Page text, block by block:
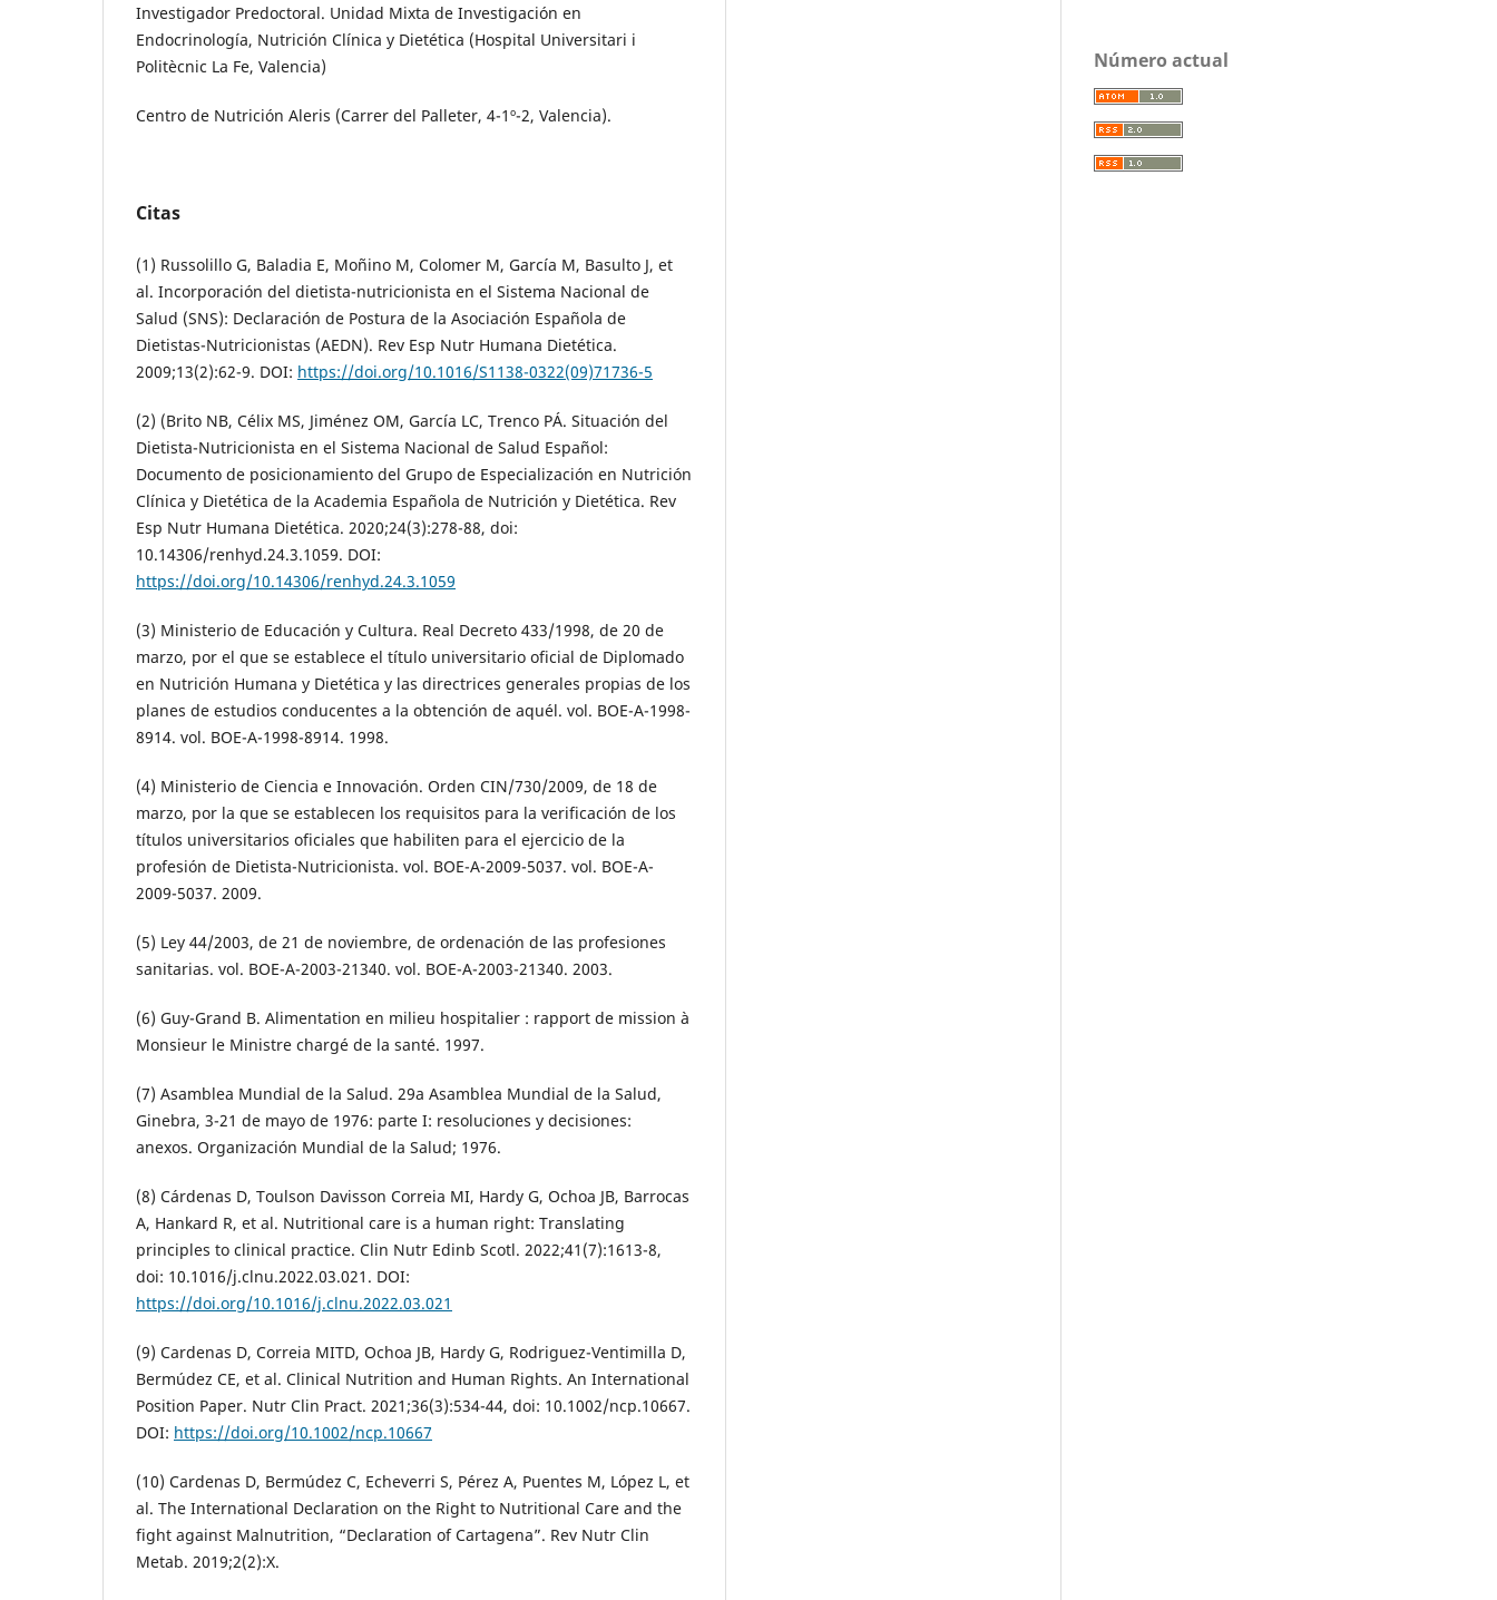
Investigador Predoctoral. Unidad Mixta de Investigación en
Endocrinología, Nutrición Clínica y Dietética (Hospital Universitari i
Politècnic La Fe, Valencia)
Centro de Nutrición Aleris (Carrer del Palleter, 4-1º-2, Valencia).
Citas
(1) Russolillo G, Baladia E, Moñino M, Colomer M, García M, Basulto J, et
al. Incorporación del dietista-nutricionista en el Sistema Nacional de
Salud (SNS): Declaración de Postura de la Asociación Española de
Dietistas-Nutricionistas (AEDN). Rev Esp Nutr Humana Dietética.
2009;13(2):62-9. DOI: https://doi.org/10.1016/S1138-0322(09)71736-5
(2) (Brito NB, Célix MS, Jiménez OM, García LC, Trenco PÁ. Situación del
Dietista-Nutricionista en el Sistema Nacional de Salud Español:
Documento de posicionamiento del Grupo de Especialización en Nutrición
Clínica y Dietética de la Academia Española de Nutrición y Dietética. Rev
Esp Nutr Humana Dietética. 2020;24(3):278-88, doi:
10.14306/renhyd.24.3.1059. DOI:
https://doi.org/10.14306/renhyd.24.3.1059
(3) Ministerio de Educación y Cultura. Real Decreto 433/1998, de 20 de
marzo, por el que se establece el título universitario oficial de Diplomado
en Nutrición Humana y Dietética y las directrices generales propias de los
planes de estudios conducentes a la obtención de aquél. vol. BOE-A-1998-
8914. vol. BOE-A-1998-8914. 1998.
(4) Ministerio de Ciencia e Innovación. Orden CIN/730/2009, de 18 de
marzo, por la que se establecen los requisitos para la verificación de los
títulos universitarios oficiales que habiliten para el ejercicio de la
profesión de Dietista-Nutricionista. vol. BOE-A-2009-5037. vol. BOE-A-
2009-5037. 2009.
(5) Ley 44/2003, de 21 de noviembre, de ordenación de las profesiones
sanitarias. vol. BOE-A-2003-21340. vol. BOE-A-2003-21340. 2003.
(6) Guy-Grand B. Alimentation en milieu hospitalier : rapport de mission à
Monsieur le Ministre chargé de la santé. 1997.
(7) Asamblea Mundial de la Salud. 29a Asamblea Mundial de la Salud,
Ginebra, 3-21 de mayo de 1976: parte I: resoluciones y decisiones:
anexos. Organización Mundial de la Salud; 1976.
(8) Cárdenas D, Toulson Davisson Correia MI, Hardy G, Ochoa JB, Barrocas
A, Hankard R, et al. Nutritional care is a human right: Translating
principles to clinical practice. Clin Nutr Edinb Scotl. 2022;41(7):1613-8,
doi: 10.1016/j.clnu.2022.03.021. DOI:
https://doi.org/10.1016/j.clnu.2022.03.021
(9) Cardenas D, Correia MITD, Ochoa JB, Hardy G, Rodriguez-Ventimilla D,
Bermúdez CE, et al. Clinical Nutrition and Human Rights. An International
Position Paper. Nutr Clin Pract. 2021;36(3):534-44, doi: 10.1002/ncp.10667.
DOI: https://doi.org/10.1002/ncp.10667
(10) Cardenas D, Bermúdez C, Echeverri S, Pérez A, Puentes M, López L, et
al. The International Declaration on the Right to Nutritional Care and the
fight against Malnutrition, “Declaration of Cartagena”. Rev Nutr Clin
Metab. 2019;2(2):X.
Número actual